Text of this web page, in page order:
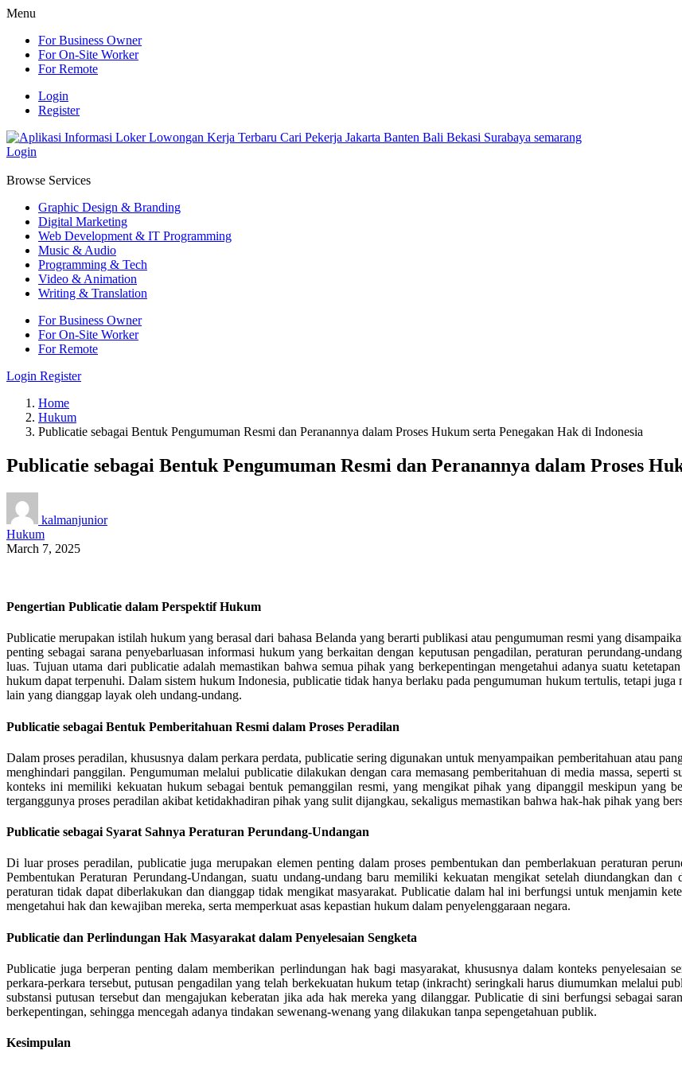
Menu
For Business Owner
For On-Site Worker
For Remote
Login
Register
Login
Browse Services
Graphic Design & Branding
Digital Marketing
Web Development & IT Programming
Music & Audio
Programming & Tech
Video & Animation
Writing & Translation
For Business Owner
For On-Site Worker
For Remote
Login Register
Home
Hukum
Publicatie sebagai Bentuk Pengumuman Resmi dan Peranannya dalam Proses Hukum serta Penegakan Hak di Indonesia
Publicatie sebagai Bentuk Pengumuman Resmi dan Peranannya dalam Proses
kalmanjunior
Hukum
March 7, 2025
Pengertian Publicatie dalam Perspektif Hukum
Publicatie merupakan istilah hukum yang berasal dari bahasa Belanda yang berarti publikasi atau pengumuman resmi yang
penting sebagai sarana penyebarluasan informasi hukum yang berkaitan dengan keputusan pengadilan, peraturan perundang-
luas. Tujuan utama dari publicatie adalah memastikan bahwa semua pihak yang berkepentingan mengetahui adanya suatu
hukum dapat terpenuhi. Dalam sistem hukum Indonesia, publicatie tidak hanya berlaku pada pengumuman hukum tertulis, tetapi
lain yang dianggap layak oleh undang-undang.
Publicatie sebagai Bentuk Pemberitahuan Resmi dalam Proses Peradilan
Dalam proses peradilan, khususnya dalam perkara perdata, publicatie sering digunakan untuk menyampaikan pemberitahuan atau
menghindari panggilan. Pengumuman melalui publicatie dilakukan dengan cara memasang pemberitahuan di media massa, seperti
konteks ini memiliki kekuatan hukum sebagai bentuk pemanggilan resmi, yang mengikat pihak yang dipanggil meskipun yang
terganggunya proses peradilan akibat ketidakhadiran pihak yang sulit dijangkau, sekaligus memastikan bahwa hak-hak pihak yang
Publicatie sebagai Syarat Sahnya Peraturan Perundang-Undangan
Di luar proses peradilan, publicatie juga merupakan elemen penting dalam proses pembentukan dan pemberlakuan peraturan
Pembentukan Peraturan Perundang-Undangan, suatu undang-undang baru memiliki kekuatan mengikat setelah diundangkan
peraturan tidak dapat diberlakukan dan dianggap tidak mengikat masyarakat. Publicatie dalam hal ini berfungsi untuk menjamin
mengetahui hak dan kewajiban mereka, serta memperkuat asas kepastian hukum dalam penyelenggaraan negara.
Publicatie dan Perlindungan Hak Masyarakat dalam Penyelesaian Sengketa
Publicatie juga berperan penting dalam memberikan perlindungan hak bagi masyarakat, khususnya dalam konteks penyelesaian
perkara-perkara tersebut, putusan pengadilan yang telah berkekuatan hukum tetap (inkracht) seringkali harus diumumkan melalui
substansi putusan tersebut dan mengajukan keberatan jika ada hak mereka yang dilanggar. Publicatie di sini berfungsi sebagai
berkepentingan, sehingga mencegah adanya tindakan sewenang-wenang yang dilakukan tanpa sepengetahuan publik.
Kesimpulan